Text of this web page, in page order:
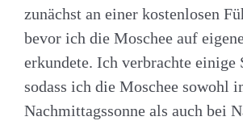
zunächst an einer kostenlosen
bevor ich die Moschee auf
erkundete. Ich verbrachte einige
sodass ich die Moschee sowohl
Nachmittagssonne als auch bei